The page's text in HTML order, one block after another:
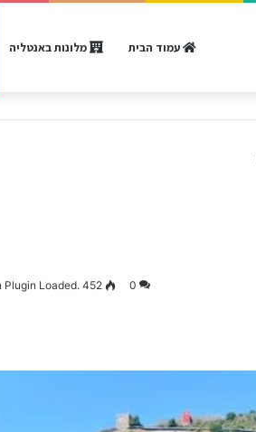
עמוד הבית מלונות באנטליה
0
Plugin Loaded.452